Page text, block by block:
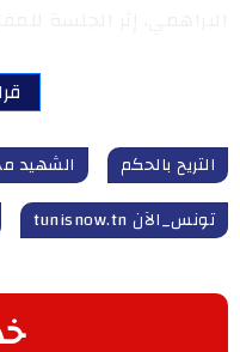
التريح بالحكم الشهيد
تونس_الآن tunisnow.tn